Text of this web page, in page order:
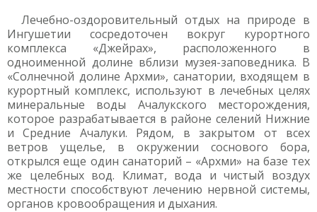
Лечебно-оздоровительный отдых на природе в
Ингушетии сосредоточен вокруг курортного
комплекса «Джейрах», расположенного в
одноименной долине вблизи музея-заповедника. В
«Солнечной долине Архми», санатории, входящем в
курортный комплекс, используют в лечебных целях
минеральные воды Ачалукского месторождения,
которое разрабатывается в районе селений Нижние
и Средние Ачалуки. Рядом, в закрытом от всех
ветров ущелье, в окружении соснового бора,
открылся еще один санаторий – «Архми» на базе тех
же целебных вод. Климат, вода и чистый воздух
местности способствуют лечению нервной системы,
органов кровообращения и дыхания.